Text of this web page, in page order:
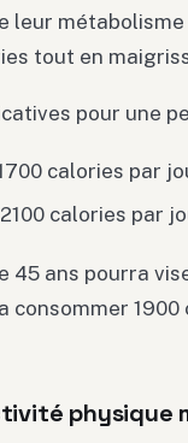
leur
tout en
pour une
calories par
calories par
45 ans pourra
consommer
physique